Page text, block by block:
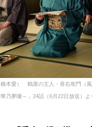
橋本愛） 鶴屋の主人・喜右衛門（
乃夢噺～」24話（6月22日放送）